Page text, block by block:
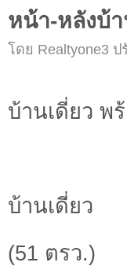
หน้า-หลังบ้
โดย Realtyone3 ป
บ้านเดี่ยว พ
บ้านเดี่ยว
(51 ตรว.)